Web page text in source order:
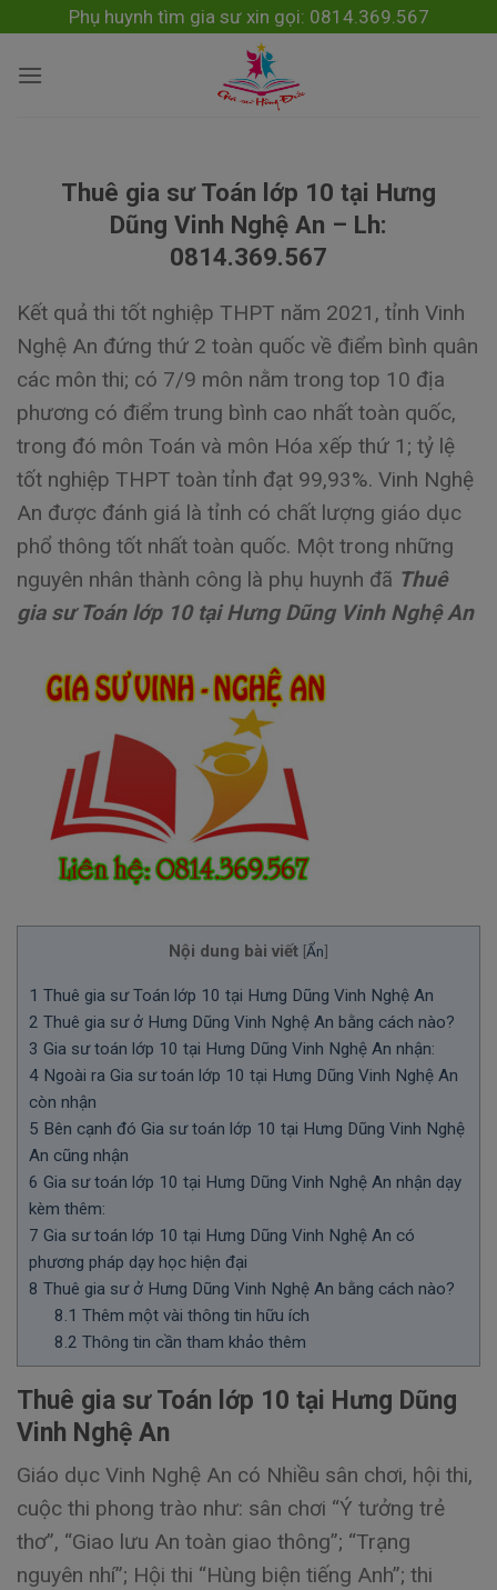
to
content
Phụ huynh tìm gia sư xin gọi: 0814.369.567
Thuê gia sư Toán lớp 10 tại Hưng
Dũng Vinh Nghệ An – Lh:
0814.369.567
Kết quả thi tốt nghiệp THPT năm 2021, tỉnh Vinh
Nghệ An đứng thứ 2 toàn quốc về điểm bình quân
các môn thi; có 7/9 môn nằm trong top 10 địa
phương có điểm trung bình cao nhất toàn quốc,
trong đó môn Toán và môn Hóa xếp thứ 1; tỷ lệ
tốt nghiệp THPT toàn tỉnh đạt 99,93%. Vinh Nghệ
An được đánh giá là tỉnh có chất lượng giáo dục
phổ thông tốt nhất toàn quốc. Một trong những
nguyên nhân thành công là phụ huynh đã Thuê
gia sư Toán lớp 10 tại Hưng Dũng Vinh Nghệ An
Nội dung bài viết [Ẩn]
1 Thuê gia sư Toán lớp 10 tại Hưng Dũng Vinh Nghệ An
2 Thuê gia sư ở Hưng Dũng Vinh Nghệ An bằng cách nào?
3 Gia sư toán lớp 10 tại Hưng Dũng Vinh Nghệ An nhận:
4 Ngoài ra Gia sư toán lớp 10 tại Hưng Dũng Vinh Nghệ An
còn nhận
5 Bên cạnh đó Gia sư toán lớp 10 tại Hưng Dũng Vinh Nghệ
An cũng nhận
6 Gia sư toán lớp 10 tại Hưng Dũng Vinh Nghệ An nhận dạy
kèm thêm:
7 Gia sư toán lớp 10 tại Hưng Dũng Vinh Nghệ An có
phương pháp dạy học hiện đại
8 Thuê gia sư ở Hưng Dũng Vinh Nghệ An bằng cách nào?
8.1 Thêm một vài thông tin hữu ích
8.2 Thông tin cần tham khảo thêm
Thuê gia sư Toán lớp 10 tại Hưng Dũng
Vinh Nghệ An
Giáo dục Vinh Nghệ An có Nhiều sân chơi, hội thi,
cuộc thi phong trào như: sân chơi “Ý tưởng trẻ
thơ”, “Giao lưu An toàn giao thông”; “Trạng
nguyên nhí”; Hội thi “Hùng biện tiếng Anh”; thi
modal-check